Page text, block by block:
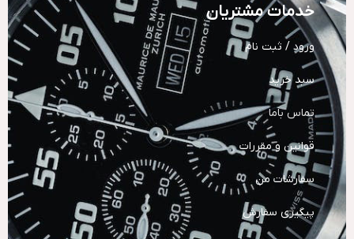
خدمات مشتریان
ورود / ثبت نام
سبد خرید
تماس باما
قوانین و مقررات
سفارشات من
پیگیری سفارش